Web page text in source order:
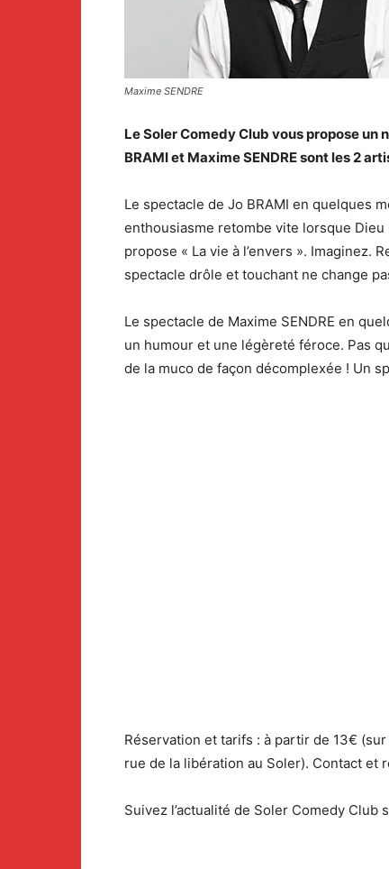
Maxime SENDRE
Le Soler Comedy Club vous propose un
BRAMI et Maxime SENDRE sont les 2
Le spectacle de Jo BRAMI en quelques
enthousiasme retombe vite lorsque Dieu
propose « La vie à l’envers ». Imaginez.
spectacle drôle et touchant ne change
Le spectacle de Maxime SENDRE en
un humour et une légèreté féroce. Pas
de la muco de façon décomplexée ! Un
Réservation et tarifs : à partir de 13€ (sur
rue de la libération au Soler). Contact et
Suivez l’actualité de Soler Comedy